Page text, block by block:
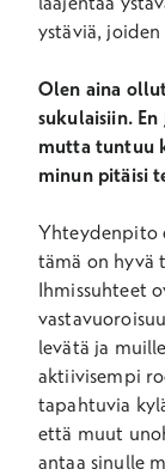
ystäviä, joiden
Olen aina
sukulaisiin.
mutta tuntuu
minun pitäisi
Yhteydenpito
tämä on hyvä
Ihmissuhteet
levätä ja
aktiivisempi
tapahtuvia
että muut
antaa sinulle